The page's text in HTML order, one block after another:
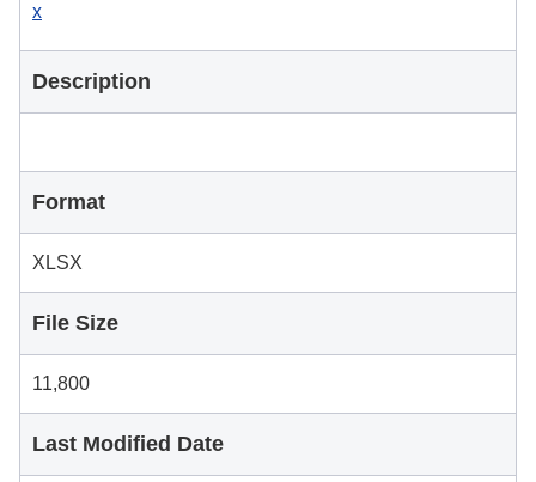
x
Description
Format
XLSX
File Size
11,800
Last Modified Date